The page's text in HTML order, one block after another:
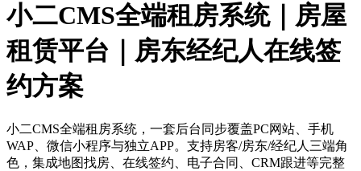
小二CMS全端租房系统｜房屋
租赁平台｜房东经纪人在线签
约方案
小二CMS全端租房系统，一套后台同步覆盖PC网站、手机
WAP、微信小程序与独立APP。支持房客/房东/经纪人三端角
色，集成地图找房、在线签约、电子合同、CRM跟进等完整